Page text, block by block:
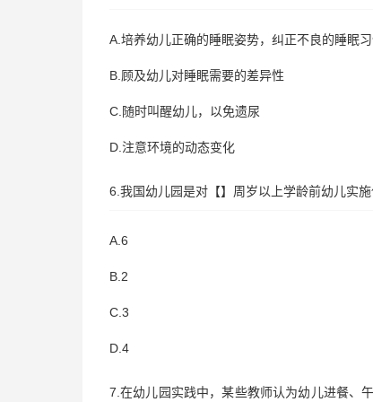
A.培养幼儿正确的睡眠姿势，纠正不良的睡眠
B.顾及幼儿对睡眠需要的差异性
C.随时叫醒幼儿，以免遗尿
D.注意环境的动态变化
6.我国幼儿园是对【】周岁以上学龄前幼儿实施
A.6
B.2
C.3
D.4
7.在幼儿园实践中，某些教师认为幼儿进餐、